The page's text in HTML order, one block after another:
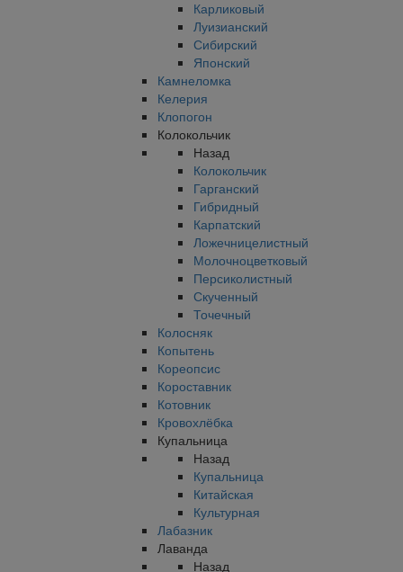
Карликовый
Луизианский
Сибирский
Японский
Камнеломка
Келерия
Клопогон
Колокольчик
Назад
Колокольчик
Гарганский
Гибридный
Карпатский
Ложечницелистный
Молочноцветковый
Персиколистный
Скученный
Точечный
Колосняк
Копытень
Кореопсис
Короставник
Котовник
Кровохлёбка
Купальница
Назад
Купальница
Китайская
Культурная
Лабазник
Лаванда
Назад